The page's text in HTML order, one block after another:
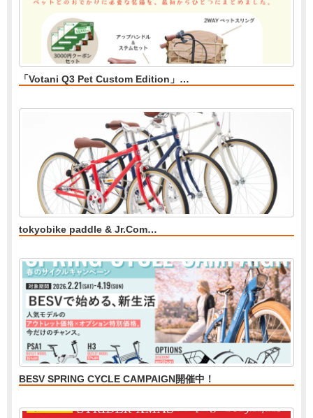
「Votani Q3 Pet Custom Edition」…
tokyobike paddle & Jr.Com…
BESV SPRING CYCLE CAMPAIGN開催中！